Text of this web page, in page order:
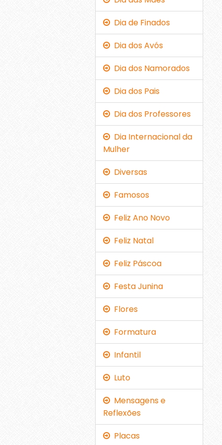
Dia de Finados
Dia dos Avós
Dia dos Namorados
Dia dos Pais
Dia dos Professores
Dia Internacional da
Mulher
Diversas
Famosos
Feliz Ano Novo
Feliz Natal
Feliz Páscoa
Festa Junina
Flores
Formatura
Infantil
Luto
Mensagens e
Reflexões
Placas